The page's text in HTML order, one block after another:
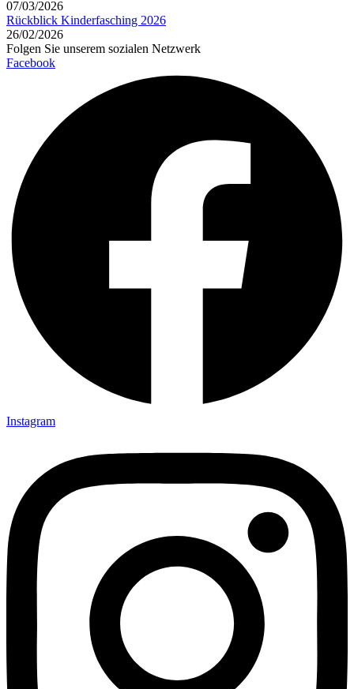
07/03/2026
Rückblick Kinderfasching 2026
26/02/2026
Folgen Sie unserem sozialen Netzwerk
Facebook
Instagram